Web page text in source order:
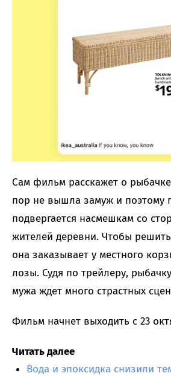
Сам фильм расскажет о
пор не вышла замуж и поэтому
подвергается насмешкам со
жителей деревни. Чтобы
она заказывает у местного
лозы. Судя по трейлеру,
мужа ждет много страстных
Фильм начнет выходить с 23
Читать далее
Вода и эпоксидка снизили